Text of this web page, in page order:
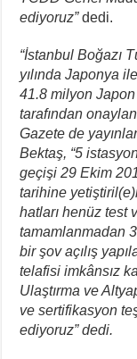
ediyoruz”dedi.
“İstanbul Boğazı
yılında Japonya
41.8 milyon Japon
tarafından
Gazete de
Bektaş, “5
geçişi 29 Ekim
tarihine
hatları henüz test
tamamlanmadan
bir şov açılış
telafisi imkânsız
Ulaştırma ve
ve sertifikasyon
ediyoruz” dedi.